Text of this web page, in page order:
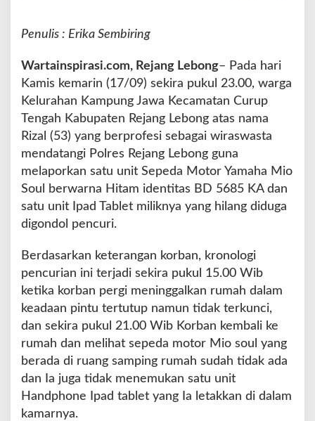
r
a
R
j
a
n
g
e
b
o
e
l
a
p
o
r
K
e
h
l
Penulis : Erika Sembiring
Wartainspirasi.com, Rejang Lebong– Pada hari
Kamis kemarin (17/09) sekira pukul 23.00, warga
Kelurahan Kampung Jawa Kecamatan Curup
Tengah Kabupaten Rejang Lebong atas nama
Rizal (53) yang berprofesi sebagai wiraswasta
mendatangi Polres Rejang Lebong guna
melaporkan satu unit Sepeda Motor Yamaha Mio
Soul berwarna Hitam identitas BD 5685 KA dan
satu unit Ipad Tablet miliknya yang hilang diduga
digondol pencuri.
Berdasarkan keterangan korban, kronologi
pencurian ini terjadi sekira pukul 15.00 Wib
ketika korban pergi meninggalkan rumah dalam
keadaan pintu tertutup namun tidak terkunci,
dan sekira pukul 21.00 Wib Korban kembali ke
rumah dan melihat sepeda motor Mio soul yang
berada di ruang samping rumah sudah tidak ada
dan Ia juga tidak menemukan satu unit
Handphone Ipad tablet yang Ia letakkan di dalam
kamarnya.